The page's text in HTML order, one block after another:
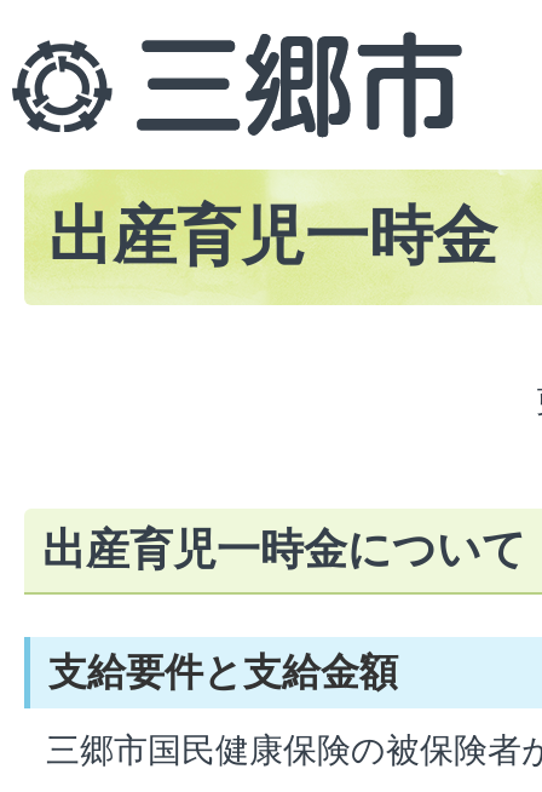
出産育児一時金
出産育児一時金について
支給要件と支給金額
三郷市国民健康保険の被保険者